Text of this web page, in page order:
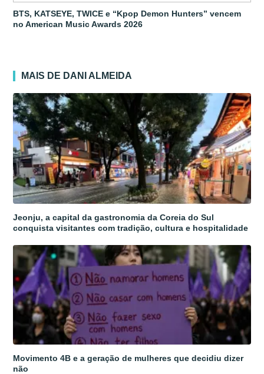
BTS, KATSEYE, TWICE e “Kpop Demon Hunters” vencem
no American Music Awards 2026
MAIS DE DANI ALMEIDA
Jeonju, a capital da gastronomia da Coreia do Sul
conquista visitantes com tradição, cultura e hospitalidade
Movimento 4B e a geração de mulheres que decidiu dizer
não